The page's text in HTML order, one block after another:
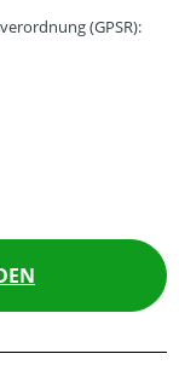
(GPSR):